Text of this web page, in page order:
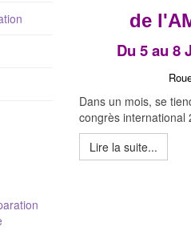
de
Du 5 au 8
Dans un mois, se
congrès international
Lire la suite...